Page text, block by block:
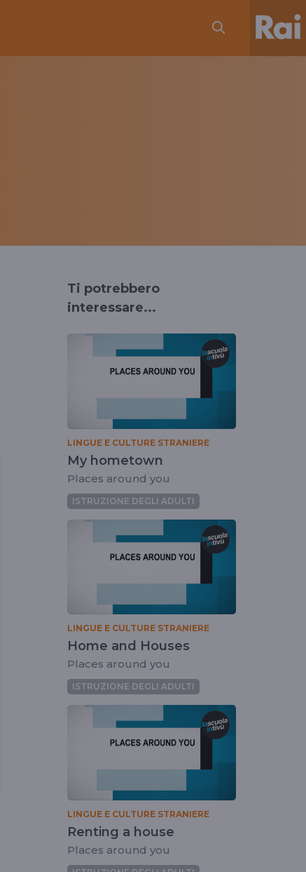
Ti potrebbero
interessare...
LINGUE E CULTURE STRANIERE
My hometown
Places around you
ISTRUZIONE DEGLI ADULTI
LINGUE E CULTURE STRANIERE
Home and Houses
Places around you
ISTRUZIONE DEGLI ADULTI
LINGUE E CULTURE STRANIERE
Renting a house
Places around you